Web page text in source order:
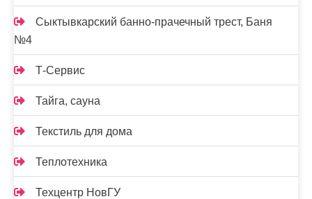
Сыктывкарский банно-прачечный трест, Баня
№4
Т-Сервис
Тайга, сауна
Текстиль для дома
Теплотехника
Техцентр НовГУ